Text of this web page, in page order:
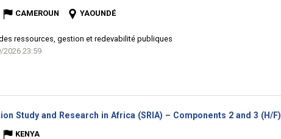
CAMEROUN
YAOUNDÉ
ressources, gestion et redevabilité publiques
2026 23:59
Study and Research in Africa (SRIA) – Components 2 and 3 (H/F)
KENYA